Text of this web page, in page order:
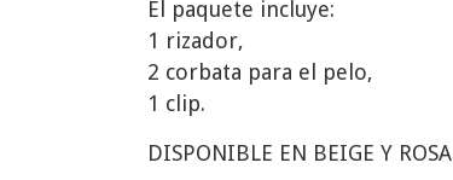
El paquete incluye:
1 rizador,
2 corbata para el pelo,
1 clip.
DISPONIBLE EN BEIGE Y ROSA